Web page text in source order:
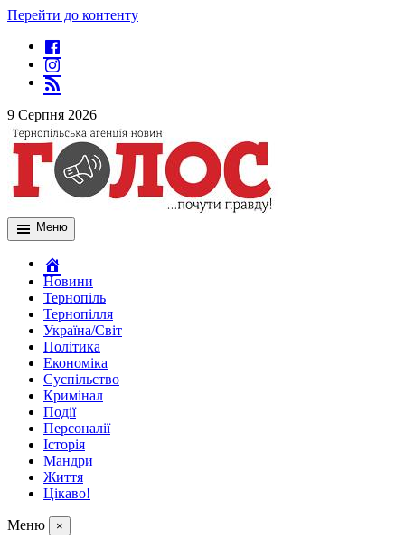
Перейти до контенту
9 Серпня 2026
Меню
Новини
Тернопіль
Тернопілля
Україна/Світ
Політика
Економіка
Суспільство
Кримінал
Події
Персоналії
Історія
Мандри
Життя
Цікаво!
Меню ×